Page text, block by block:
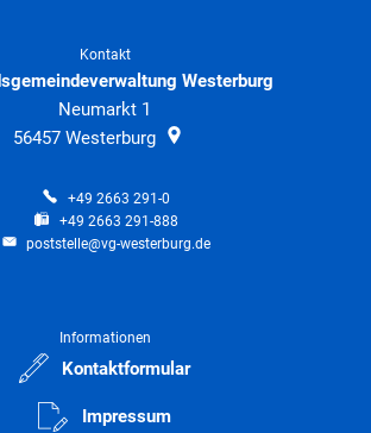
Kontakt
Westerburg
Neumarkt 1
56457 Westerburg
+49 2663 291-0
+49 2663 291-888
poststelle@vg-westerburg.de
Informationen
Kontaktformular
Impressum